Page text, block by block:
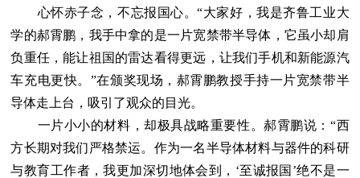
心怀赤子念，不忘报国心。“大家好，我是齐鲁工业大
学的郝霄鹏，我手中拿的是一片宽禁带半导体，它虽小却肩
负重任，能让祖国的雷达看得更远，让我们手机和新能源汽
车充电更快。”在颁奖现场，郝霄鹏教授手持一片宽禁带半
导体走上台，吸引了观众的目光。
一片小小的材料，却极具战略重要性。郝霄鹏说：“西
方长期对我们严格禁运。作为一名半导体材料与器件的科研
与教育工作者，我更加深切地体会到，‘至诚报国’绝不是一